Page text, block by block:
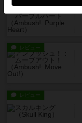
レビュー
レビュー
レビュー